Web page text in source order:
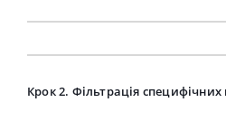
Крок 2. Фільтрація специфічних